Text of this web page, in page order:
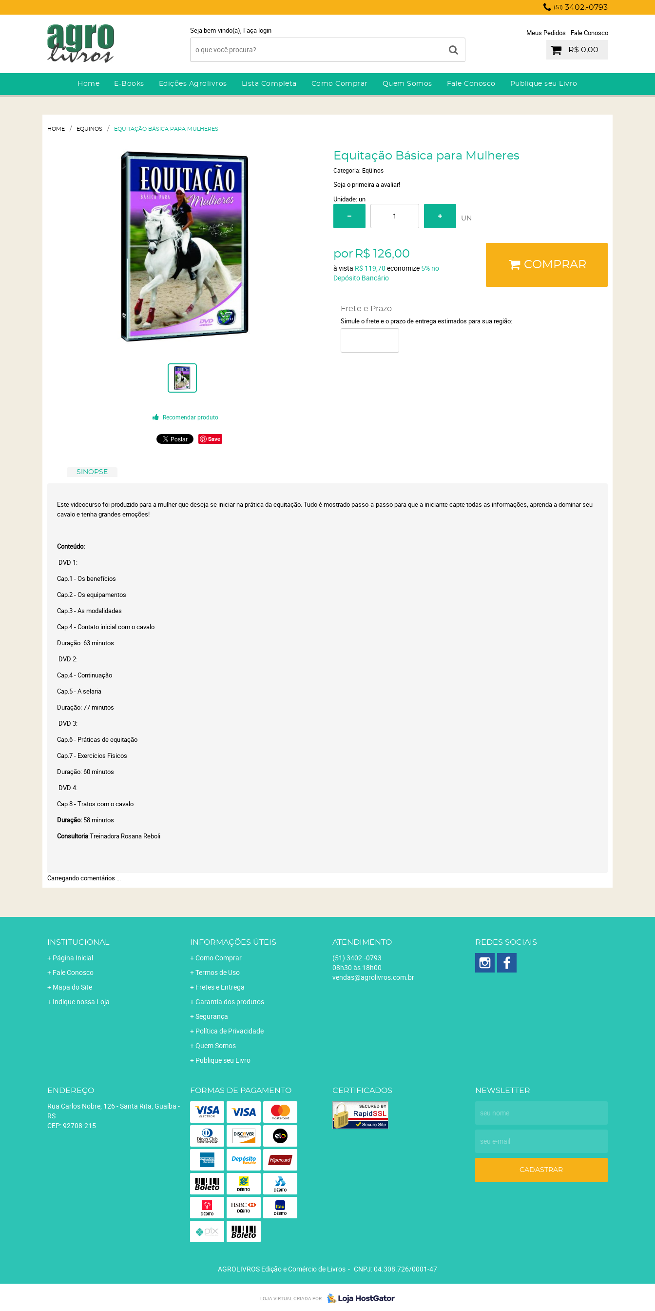
(51) 3402.-0793
Seja bem-vindo(a), Faça login Meus Pedidos Fale Conosco
R$ 0,00
Home E-Books Edições Agrolivros Lista Completa Como Comprar Quem Somos Fale Conosco Publique seu Livro
HOME EQÜINOS EQUITAÇÃO BÁSICA PARA MULHERES
Recomendar produto
Save
Equitação Básica para Mulheres
Categoria: Eqüinos
Seja o primeira a avaliar!
Unidade: un
UN
por R$ 126,00
à vista R$ 119,70 economize 5% no
Depósito Bancário
COMPRAR
Frete e Prazo
Simule o frete e o prazo de entrega estimados para sua região:
SINOPSE
Este videocurso foi produzido para a mulher que deseja se iniciar na prática da equitação. Tudo é mostrado passo-a-passo para que a iniciante capte todas as informações, aprenda a dominar seu
cavalo e tenha grandes emoções!
Conteúdo:
DVD 1:
Cap.1 - Os benefícios
Cap.2 - Os equipamentos
Cap.3 - As modalidades
Cap.4 - Contato inicial com o cavalo
Duração: 63 minutos
DVD 2:
Cap.4 - Continuação
Cap.5 - A selaria
Duração: 77 minutos
DVD 3:
Cap.6 - Práticas de equitação
Cap.7 - Exercícios Físicos
Duração: 60 minutos
DVD 4:
Cap.8 - Tratos com o cavalo
Duração: 58 minutos
Consultoria:Treinadora Rosana Reboli
Carregando comentários ...
INSTITUCIONAL
Página Inicial
Fale Conosco
Mapa do Site
Indique nossa Loja
INFORMAÇÕES ÚTEIS
Como Comprar
Termos de Uso
Fretes e Entrega
Garantia dos produtos
Segurança
Política de Privacidade
Quem Somos
Publique seu Livro
ATENDIMENTO
(51) 3402.-0793
08h30 às 18h00
vendas@agrolivros.com.br
REDES SOCIAIS
ENDEREÇO
Rua Carlos Nobre, 126-Santa Rita, Guaíba -
RS
CEP: 92708-215
FORMAS DE PAGAMENTO CERTIFICADOS NEWSLETTER
CADASTRAR
AGROLIVROS Edição e Comércio de Livros CNPJ: 04.308.726/0001-47
LOJA VIRTUAL CRIADA POR